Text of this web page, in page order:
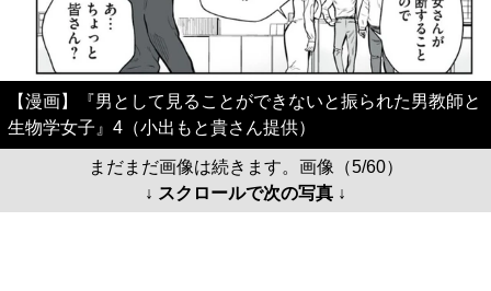
【漫画】『男として見ることができないと振られた男教師と
生物学女子』4（小出もと貴さん提供）
まだまだ画像は続きます。画像（5/60）
↓ スクロールで次の写真 ↓